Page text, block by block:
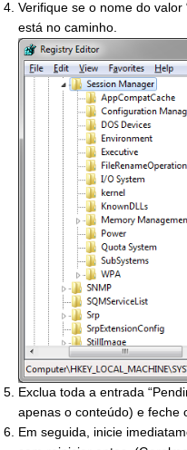
Verifique se o nome do valor
está no caminho.
Exclua toda a entrada
apenas o conteúdo) e feche
Em seguida, inicie